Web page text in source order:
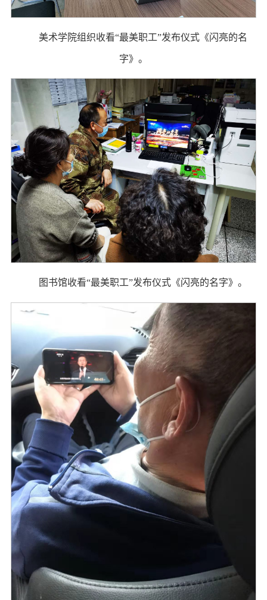
美术学院组织收看“最美职工”发布仪式《闪亮的名
字》。
图书馆收看“最美职工”发布仪式《闪亮的名字》。